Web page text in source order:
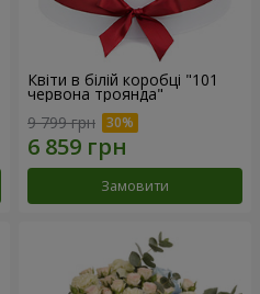
Квіти в білій коробці "101
червона троянда"
9 799 грн
Замовити